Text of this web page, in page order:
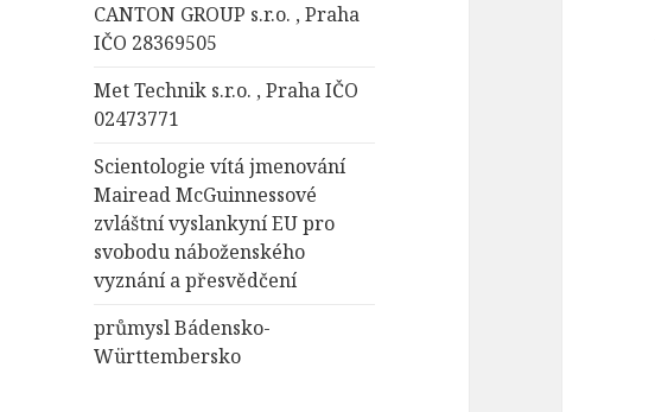
CANTON GROUP s.r.o. , Praha
IČO 28369505
Met Technik s.r.o. , Praha IČO
02473771
Scientologie vítá jmenování
Mairead McGuinnessové
zvláštní vyslankyní EU pro
svobodu náboženského
vyznání a přesvědčení
průmysl Bádensko-
Württembersko